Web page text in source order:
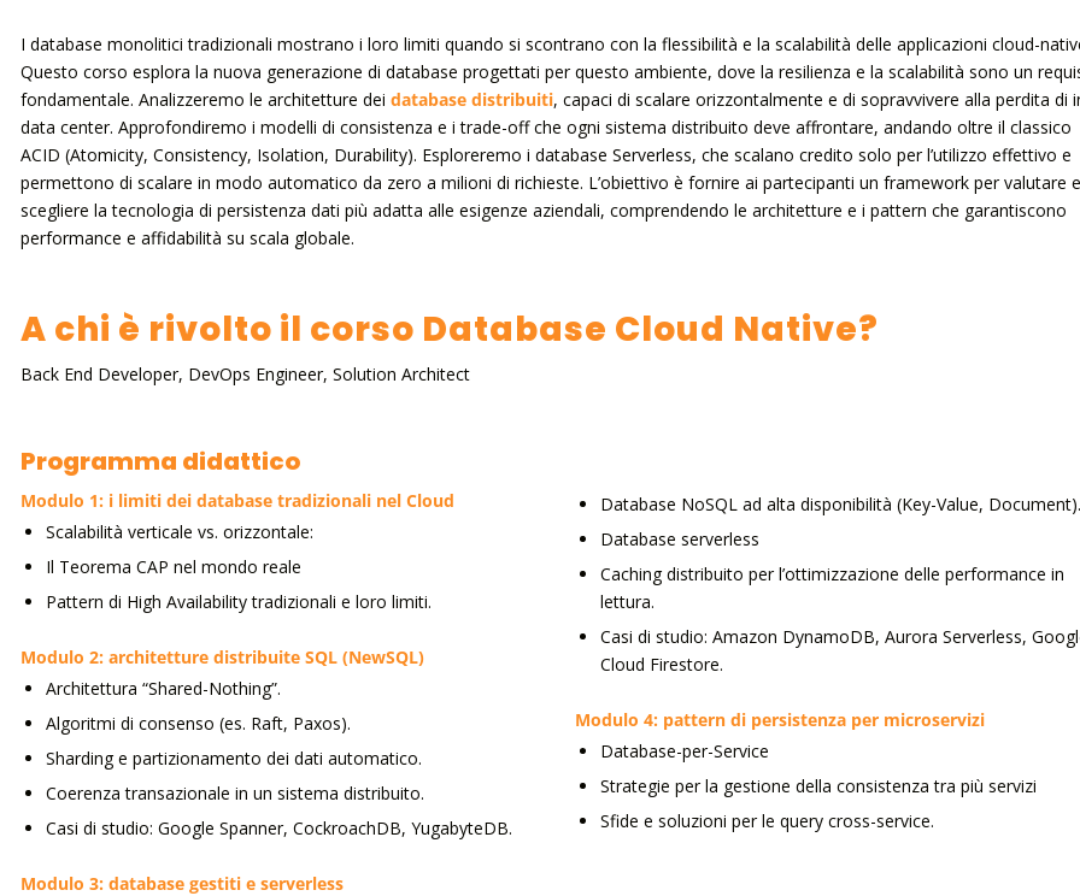
I database monolitici tradizionali mostrano i loro limiti quando si scontrano con la flessibilità e la scalabilità delle applicazioni cloud-
Questo corso esplora la nuova generazione di database progettati per questo ambiente, dove la resilienza e la scalabilità sono un
fondamentale. Analizzeremo le architetture dei database distribuiti, capaci di scalare orizzontalmente e di sopravvivere alla perdita di
data center. Approfondiremo i modelli di consistenza e i trade-off che ogni sistema distribuito deve affrontare, andando oltre il classico
ACID (Atomicity, Consistency, Isolation, Durability). Esploreremo i database Serverless, che scalano credito solo per l’utilizzo effettivo e
permettono di scalare in modo automatico da zero a milioni di richieste. L’obiettivo è fornire ai partecipanti un framework per valutare e
scegliere la tecnologia di persistenza dati più adatta alle esigenze aziendali, comprendendo le architetture e i pattern che garantiscono
performance e affidabilità su scala globale.
A chi è rivolto il corso Database Cloud Native?
Back End Developer, DevOps Engineer, Solution Architect
Programma didattico
Modulo 1: i limiti dei database tradizionali nel Cloud
Scalabilità verticale vs. orizzontale:
Il Teorema CAP nel mondo reale
Pattern di High Availability tradizionali e loro limiti.
Modulo 2: architetture distribuite SQL (NewSQL)
Architettura “Shared-Nothing”.
Algoritmi di consenso (es. Raft, Paxos).
Sharding e partizionamento dei dati automatico.
Coerenza transazionale in un sistema distribuito.
Casi di studio: Google Spanner, CockroachDB, YugabyteDB.
Modulo 3: database gestiti e serverless
Database NoSQL ad alta disponibilità (Key-Value,
Database serverless
Caching distribuito per l’ottimizzazione delle performance in
lettura.
Casi di studio: Amazon DynamoDB, Aurora Serverless,
Cloud Firestore.
Modulo 4: pattern di persistenza per microservizi
Database-per-Service
Strategie per la gestione della consistenza tra più servizi
Sfide e soluzioni per le query cross-service.